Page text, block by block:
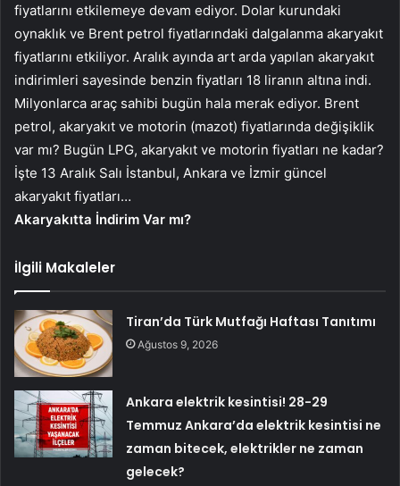
fiyatlarını etkilemeye devam ediyor. Dolar kurundaki
oynaklık ve Brent petrol fiyatlarındaki dalgalanma akaryakıt
fiyatlarını etkiliyor. Aralık ayında art arda yapılan akaryakıt
indirimleri sayesinde benzin fiyatları 18 liranın altına indi.
Milyonlarca araç sahibi bugün hala merak ediyor. Brent
petrol, akaryakıt ve motorin (mazot) fiyatlarında değişiklik
var mı? Bugün LPG, akaryakıt ve motorin fiyatları ne kadar?
İşte 13 Aralık Salı İstanbul, Ankara ve İzmir güncel
akaryakıt fiyatları…
Akaryakıtta İndirim Var mı?
İlgili Makaleler
Tiran’da Türk Mutfağı Haftası Tanıtımı
Ağustos 9, 2026
Ankara elektrik kesintisi! 28-29
Temmuz Ankara’da elektrik kesintisi ne
zaman bitecek, elektrikler ne zaman
gelecek?